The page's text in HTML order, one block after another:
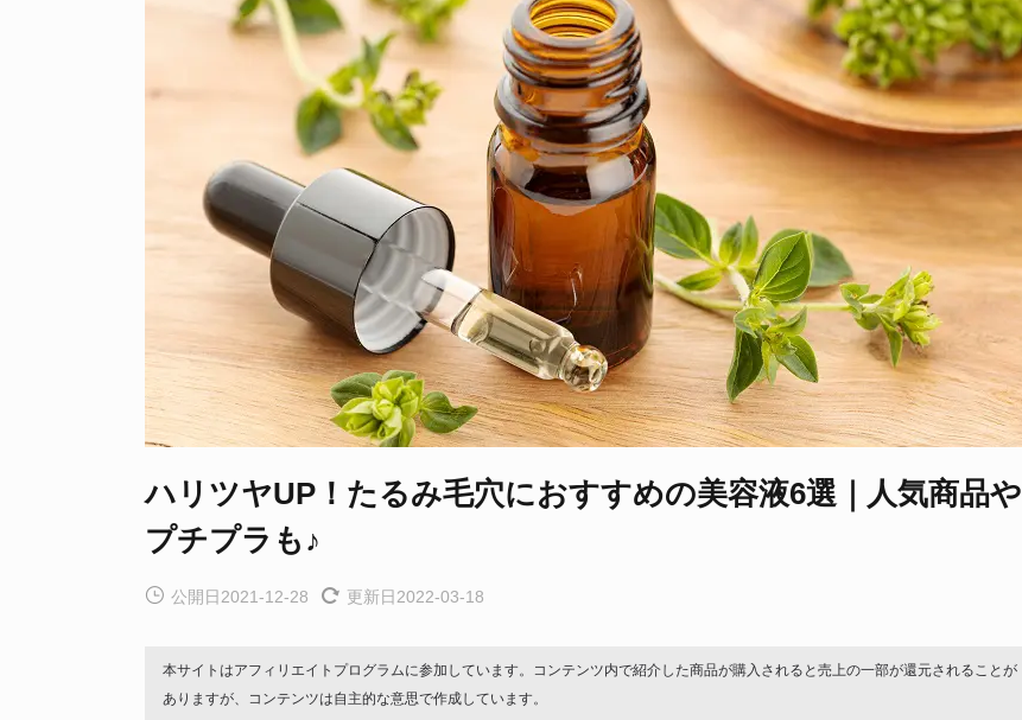
ハリツヤUP！たるみ毛穴におすすめの美容液6選｜人気商品や
プチプラも♪
公開日2021-12-28 更新日2022-03-18
本サイトはアフィリエイトプログラムに参加しています。コンテンツ内で紹介した商品が購入されると売上の一部が還元されることが
ありますが、コンテンツは自主的な意思で作成しています。